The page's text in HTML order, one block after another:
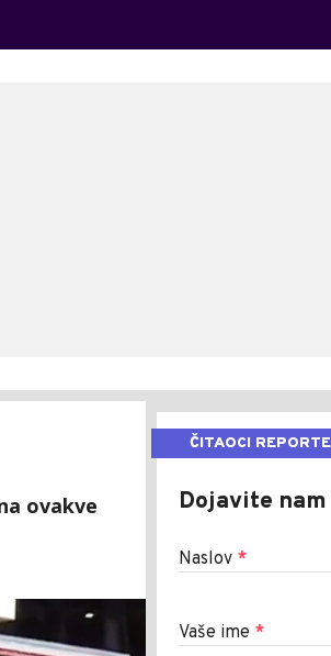
ovakve
ČITAOCI
Dojavite
Naslov *
Vaše ime *